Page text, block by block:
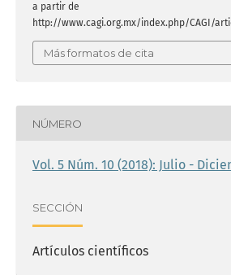
a partir de
http://www.cagi.org.mx/index.php/CAGI/
Más formatos de cita
NÚMERO
Vol. 5 Núm. 10 (2018): Julio -
SECCIÓN
Artículos científicos